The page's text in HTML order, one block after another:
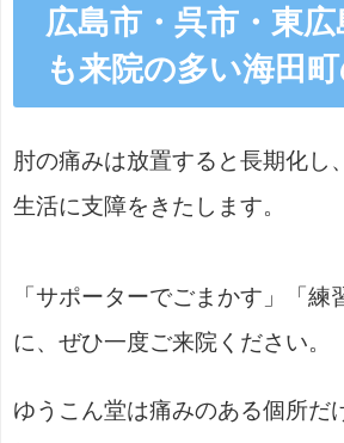
広島市・呉市・東広
も来院の多い海田
肘の痛みは放置すると長期化し
生活に支障をきたします。
「サポーターでごまかす」「練
に、ぜひ一度ご来院ください。
ゆうこん堂は痛みのある個所だ